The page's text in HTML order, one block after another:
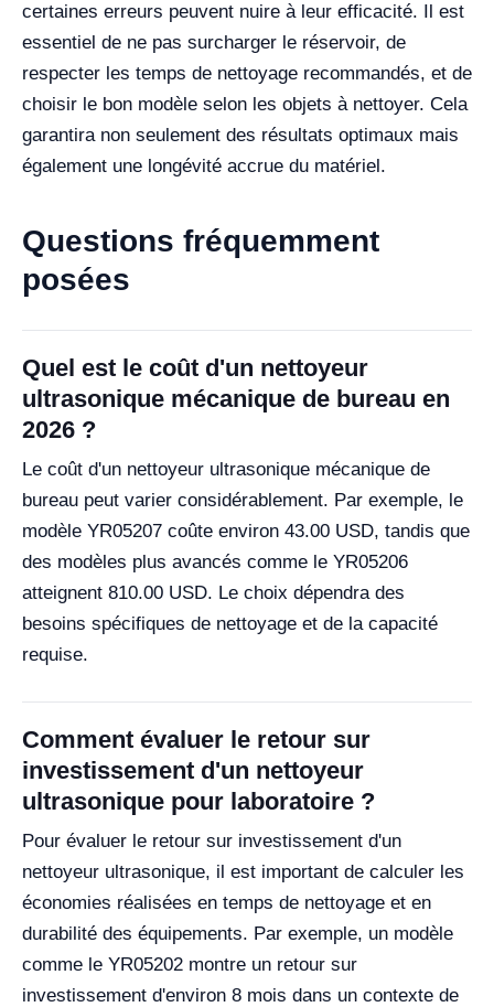
certaines erreurs peuvent nuire à leur efficacité. Il est
essentiel de ne pas surcharger le réservoir, de
respecter les temps de nettoyage recommandés, et de
choisir le bon modèle selon les objets à nettoyer. Cela
garantira non seulement des résultats optimaux mais
également une longévité accrue du matériel.
Questions fréquemment
posées
Quel est le coût d'un nettoyeur
ultrasonique mécanique de bureau en
2026 ?
Le coût d'un nettoyeur ultrasonique mécanique de
bureau peut varier considérablement. Par exemple, le
modèle YR05207 coûte environ 43.00 USD, tandis que
des modèles plus avancés comme le YR05206
atteignent 810.00 USD. Le choix dépendra des
besoins spécifiques de nettoyage et de la capacité
requise.
Comment évaluer le retour sur
investissement d'un nettoyeur
ultrasonique pour laboratoire ?
Pour évaluer le retour sur investissement d'un
nettoyeur ultrasonique, il est important de calculer les
économies réalisées en temps de nettoyage et en
durabilité des équipements. Par exemple, un modèle
comme le YR05202 montre un retour sur
investissement d'environ 8 mois dans un contexte de